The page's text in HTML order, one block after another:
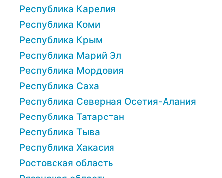
Республика Карелия
Республика Коми
Республика Крым
Республика Марий Эл
Республика Мордовия
Республика Саха
Республика Северная Осетия-Алания
Республика Татарстан
Республика Тыва
Республика Хакасия
Ростовская область